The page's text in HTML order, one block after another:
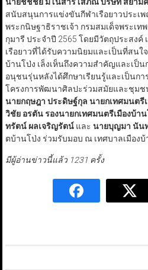
นายชัชชัย มโนสารโสภณ บริษัท สยาม
สนับสนุนการแข่งขันกีฬาเรือยาวประเ
พระกนิษฐาธิราชเจ้า กรมสมเด็จพระเ
กุมารี ประจำปี 2565 โดยมีวัตถุประสง
เรือยาวที่ได้รับความนิยมและเป็นที่สนใ
บ้านโป่ง เล็งเห็นถึงความสำคัญและเป็
อนุชนรุ่นหลังได้ศึกษาเรียนรู้และเป็นกา
โครงการพัฒนาศิลปะร่วมสมัยและชุมช
นายกฤษฎา ประดิษฐ์กุล นายกเทศมนตรี
วิชัย อรตัน รองนายกเทศมนตรีเมืองบ้า
ทรัตน์ ผลเจริญรัตน์และ นายบุญมา นัน
ตบ้านโป่ง ร่วมรับมอบ ณ เทศบาลเมืองบ้
มีผู้อ่านข่าวนี้แล้ว 1231 ครั้ง